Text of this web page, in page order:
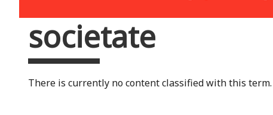
You are here
societate
There is currently no content classified with this term.